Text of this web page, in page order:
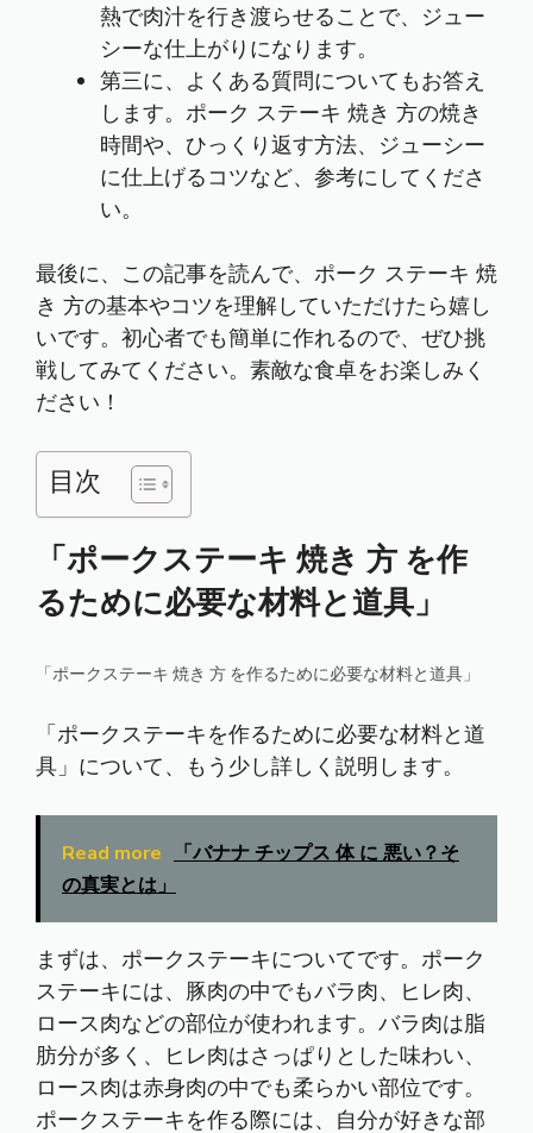
熱で肉汁を行き渡らせることで、ジュー
シーな仕上がりになります。
第三に、よくある質問についてもお答え
します。ポーク ステーキ 焼き 方の焼き
時間や、ひっくり返す方法、ジューシー
に仕上げるコツなど、参考にしてくださ
い。
最後に、この記事を読んで、ポーク ステーキ 焼
き 方の基本やコツを理解していただけたら嬉し
いです。初心者でも簡単に作れるので、ぜひ挑
戦してみてください。素敵な食卓をお楽しみく
ださい！
目次
「ポークステーキ 焼き 方 を作
るために必要な材料と道具」
「ポークステーキ 焼き 方 を作るために必要な材料と道具」
「ポークステーキを作るために必要な材料と道
具」について、もう少し詳しく説明します。
Read more
「バナナ チップス 体 に 悪い？そ
の真実とは」
まずは、ポークステーキについてです。ポーク
ステーキには、豚肉の中でもバラ肉、ヒレ肉、
ロース肉などの部位が使われます。バラ肉は脂
肪分が多く、ヒレ肉はさっぱりとした味わい、
ロース肉は赤身肉の中でも柔らかい部位です。
ポークステーキを作る際には、自分が好きな部